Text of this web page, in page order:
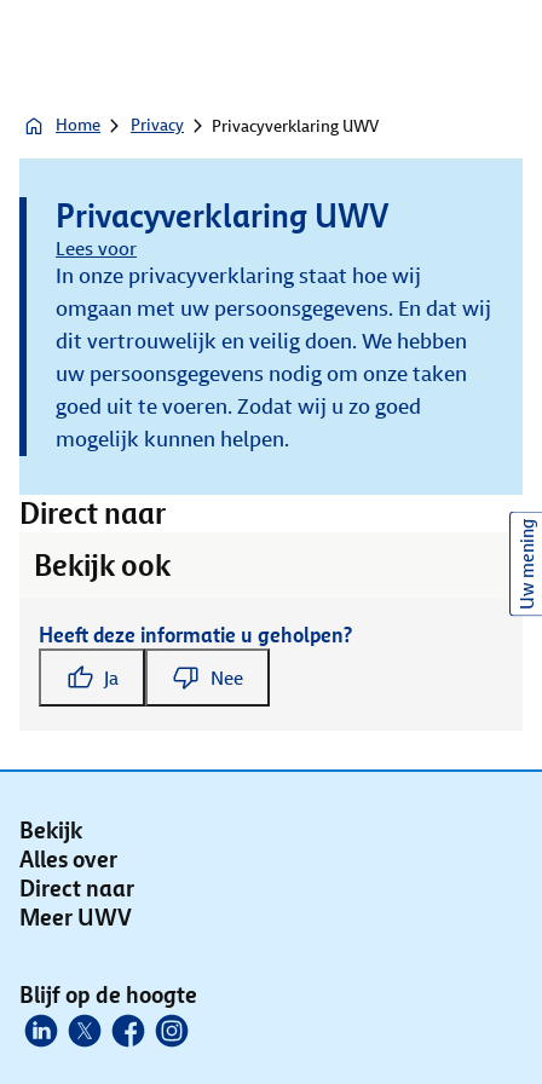
Home Privacy Privacyverklaring UWV
Privacyverklaring UWV
Lees voor
In onze privacyverklaring staat hoe wij
omgaan met uw persoonsgegevens. En dat wij
dit vertrouwelijk en veilig doen. We hebben
uw persoonsgegevens nodig om onze taken
goed uit te voeren. Zodat wij u zo goed
mogelijk kunnen helpen.
Direct naar
Bekijk ook
Heeft deze informatie u geholpen?
Ja Nee
Bekijk
Alles over
Direct naar
Meer UWV
Blijf op de hoogte
Uw mening